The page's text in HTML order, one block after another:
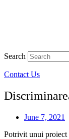
Search
Contact Us
June 7, 2021
Potrivit unui proiect